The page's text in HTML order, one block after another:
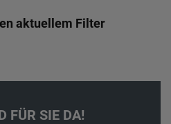
aktuellem Filter
FÜR SIE DA!